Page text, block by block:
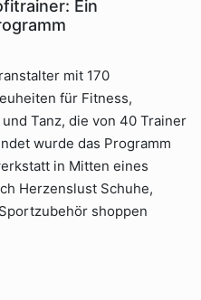
Ein
mit 170
für Fitness,
Tanz, die von 40 Trainer
wurde das Programm
in Mitten eines
Herzenslust Schuhe,
shoppen